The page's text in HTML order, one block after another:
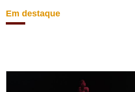
Em destaque